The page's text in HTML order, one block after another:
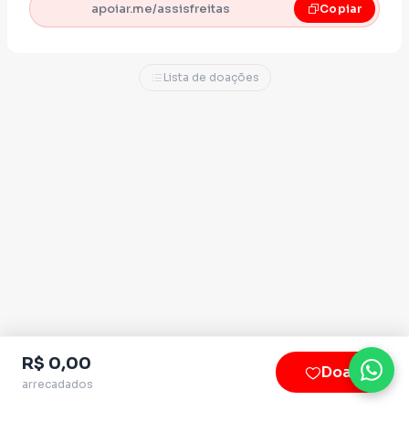
apoiar.me/assisfreitas Copiar
Lista de doações
R$ 0,00
arrecadados
Doar